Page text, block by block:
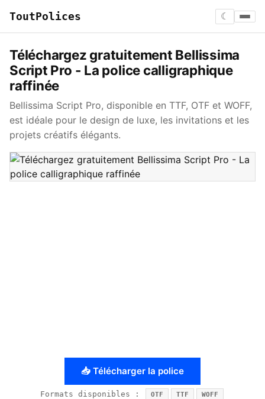
ToutPolices ☾
Téléchargez gratuitement Bellissima
Script Pro - La police calligraphique
raffinée
Bellissima Script Pro, disponible en TTF, OTF et WOFF,
est idéale pour le design de luxe, les invitations et les
projets créatifs élégants.
📥 Télécharger la police
Formats disponibles : OTF TTF WOFF